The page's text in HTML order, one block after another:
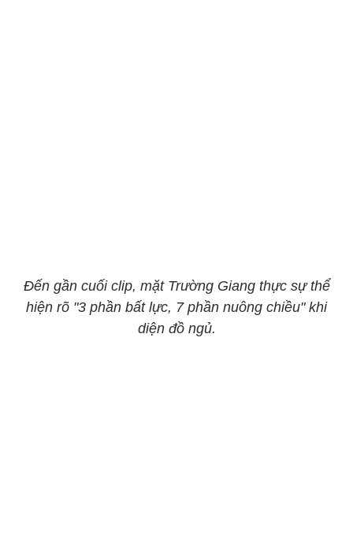
Đến gần cuối clip, mặt Trường Giang thực sự thể
hiện rõ "3 phần bất lực, 7 phần nuông chiều" khi
diện đồ ngủ.